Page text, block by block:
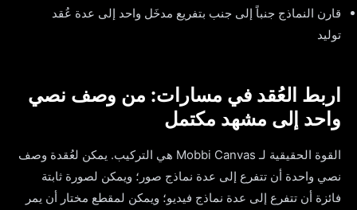
قارن النماذج جنباً إلى جنب بتفريع مدخَل واحد إلى عدة عُقد
توليد
اربط العُقد في مسارات: من وصف نصي
واحد إلى مشهد مكتمل
القوة الحقيقية لـ Mobbi Canvas هي التركيب. يمكن لعُقدة وصف
نصي واحدة أن تتفرع إلى عدة نماذج صور؛ ويمكن لصورة ثابتة
فائزة أن تتفرع إلى عدة نماذج فيديو؛ ويمكن لمقطع مختار أن يمر